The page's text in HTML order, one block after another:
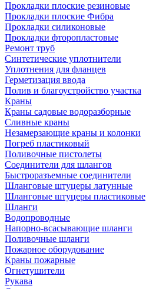
Прокладки плоские резиновые
Прокладки плоские Фибра
Прокладки силиконовые
Прокладки фторопластовые
Ремонт труб
Синтетические уплотнители
Уплотнения для фланцев
Герметизация ввода
Полив и благоустройство участка
Краны
Краны садовые водоразборные
Сливные краны
Незамерзающие краны и колонки
Погреб пластиковый
Поливочные пистолеты
Соединители для шлангов
Быстроразъемные соединители
Шланговые штуцеры латунные
Шланговые штуцеры пластиковые
Шланги
Водопроводные
Напорно-всасывающие шланги
Поливочные шланги
Пожарное оборудование
Краны пожарные
Огнетушители
Рукава